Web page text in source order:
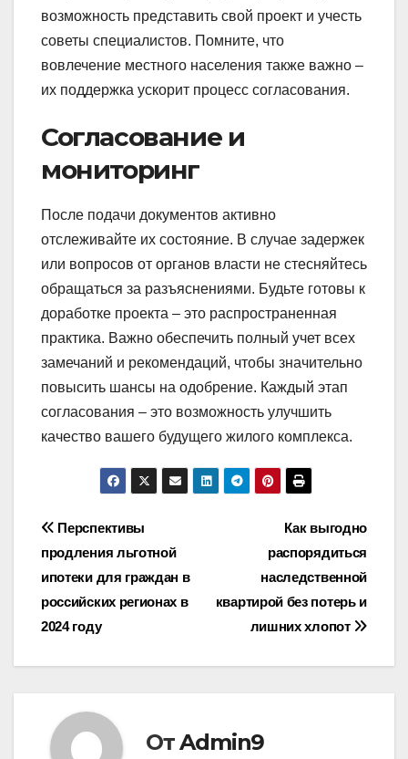
возможность представить свой проект и учесть
советы специалистов. Помните, что
вовлечение местного населения также важно –
их поддержка ускорит процесс согласования.
Согласование и
мониторинг
После подачи документов активно
отслеживайте их состояние. В случае задержек
или вопросов от органов власти не стесняйтесь
обращаться за разъяснениями. Будьте готовы к
доработке проекта – это распространенная
практика. Важно обеспечить полный учет всех
замечаний и рекомендаций, чтобы значительно
повысить шансы на одобрение. Каждый этап
согласования – это возможность улучшить
качество вашего будущего жилого комплекса.
Навигация
по
записям
Как выгодно
распорядиться
наследственной
квартирой без потерь и
лишних хлопот
Перспективы
продления льготной
ипотеки для граждан в
российских регионах в
2024 году
ОтAdmin9